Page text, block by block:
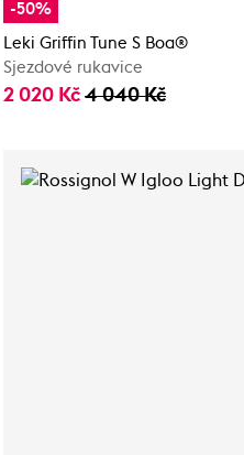
-50%
Leki Griffin Tune S Boa®
Sjezdové rukavice
2 020 Kč 4 040 Kč